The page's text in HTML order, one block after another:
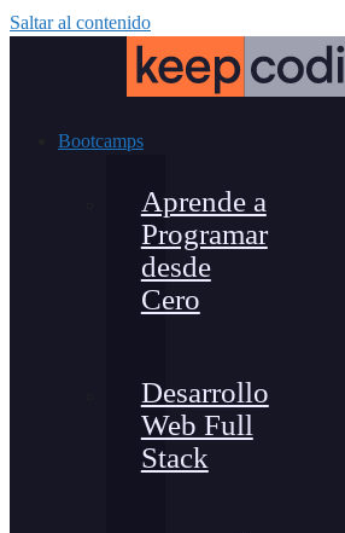
Saltar al contenido
Bootcamps
Aprende a
Programar
desde
Cero
Desarrollo
Web Full
Stack